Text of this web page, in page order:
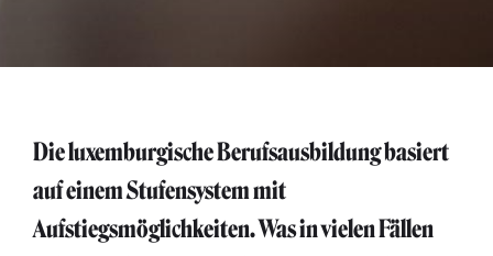
Die luxemburgische Berufsausbildung basiert
auf einem Stufensystem mit
Aufstiegsmöglichkeiten. Was in vielen Fällen